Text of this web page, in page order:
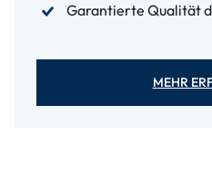
Garantierte Qualität
MEHR